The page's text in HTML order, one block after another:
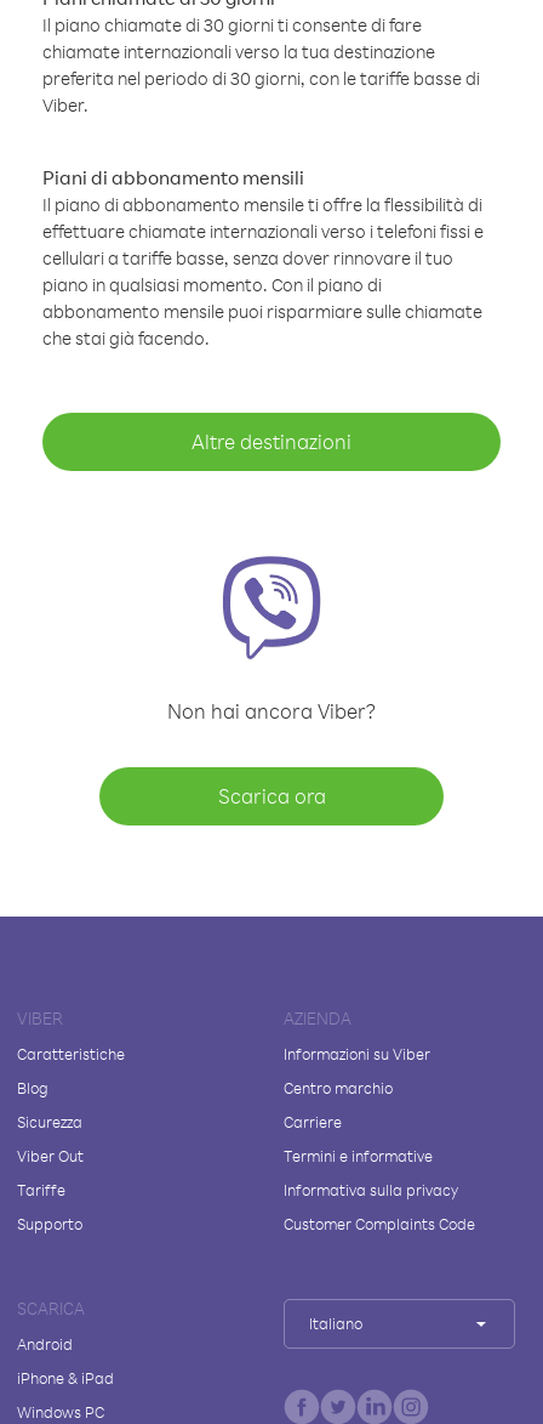
Il piano chiamate di 30 giorni ti consente di fare
chiamate internazionali verso la tua destinazione
preferita nel periodo di 30 giorni, con le tariffe basse di
Viber.
Piani di abbonamento mensili
Il piano di abbonamento mensile ti offre la flessibilità di
effettuare chiamate internazionali verso i telefoni fissi e
cellulari a tariffe basse, senza dover rinnovare il tuo
piano in qualsiasi momento. Con il piano di
abbonamento mensile puoi risparmiare sulle chiamate
che stai già facendo.
Altre destinazioni
Non hai ancora Viber?
Scarica ora
VIBER
Caratteristiche
Blog
Sicurezza
Viber Out
Tariffe
Supporto
AZIENDA
Informazioni su Viber
Centro marchio
Carriere
Termini e informative
Informativa sulla privacy
Customer Complaints Code
SCARICA
Android
iPhone & iPad
Windows PC
Italiano